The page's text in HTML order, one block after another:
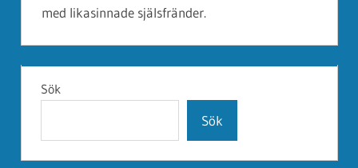
med likasinnade själsfränder.
Sök
Sök